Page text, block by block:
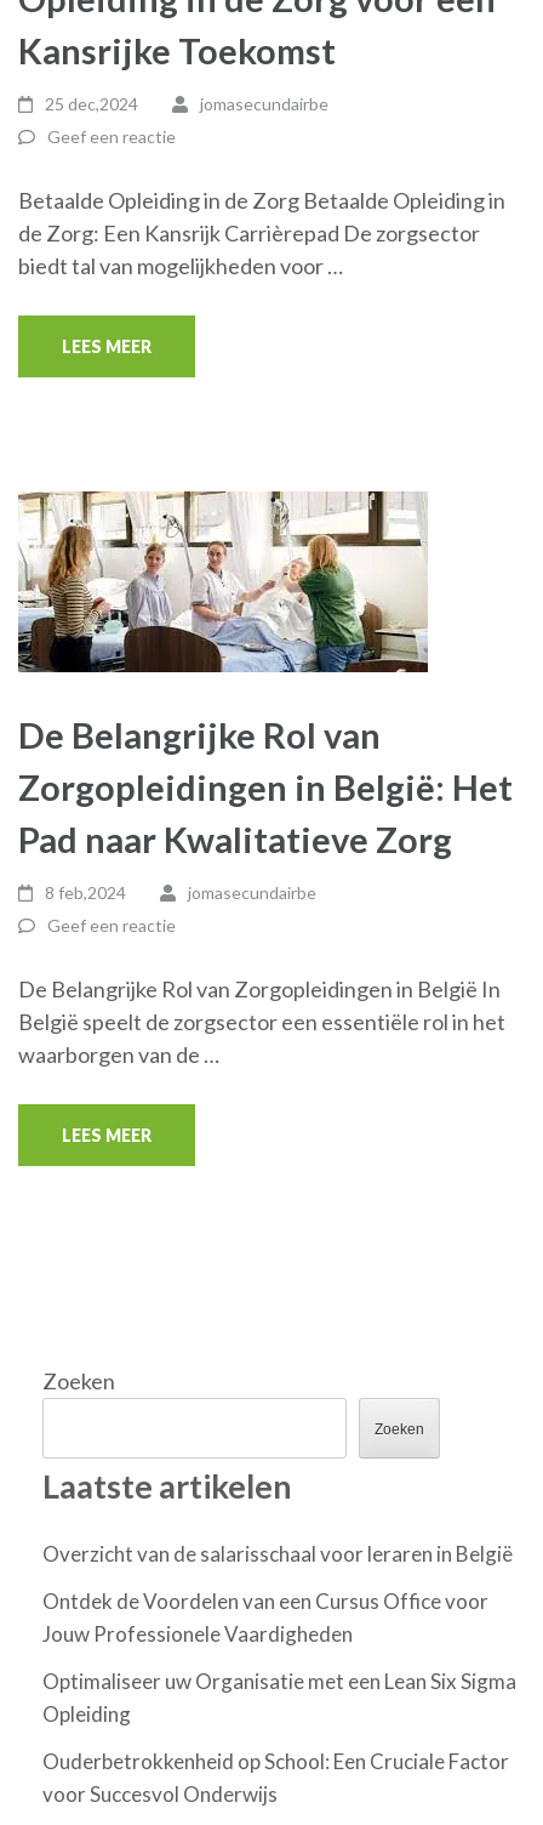
Kansrijke Toekomst
25 dec,2024
jomasecundairbe
Geef een reactie
Betaalde Opleiding in de Zorg Betaalde Opleiding in
de Zorg: Een Kansrijk Carrièrepad De zorgsector
biedt tal van mogelijkheden voor …
LEES MEER
De Belangrijke Rol van
Zorgopleidingen in België: Het
Pad naar Kwalitatieve Zorg
8 feb,2024
jomasecundairbe
Geef een reactie
De Belangrijke Rol van Zorgopleidingen in België In
België speelt de zorgsector een essentiële rol in het
waarborgen van de …
LEES MEER
Zoeken
Zoeken
Laatste artikelen
Overzicht van de salarisschaal voor leraren in België
Ontdek de Voordelen van een Cursus Office voor
Jouw Professionele Vaardigheden
Optimaliseer uw Organisatie met een Lean Six Sigma
Opleiding
Ouderbetrokkenheid op School: Een Cruciale Factor
voor Succesvol Onderwijs